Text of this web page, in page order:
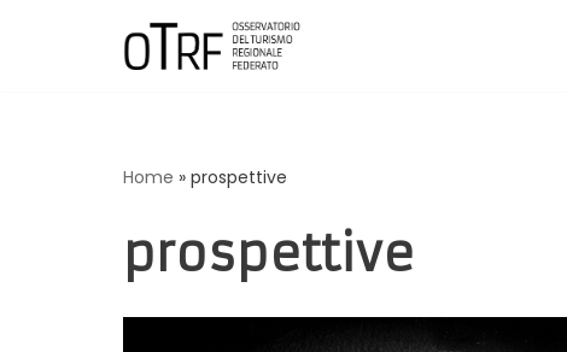
Home » prospettive
prospettive